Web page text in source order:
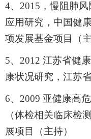
4、 2015 ，慢阻肺
应用研究，中国健
项发展基金项目（主
5、 2012 江苏省健
康状况研究，江苏
6、 2009 亚健康高
（体检相关临床检
展项目（主持）